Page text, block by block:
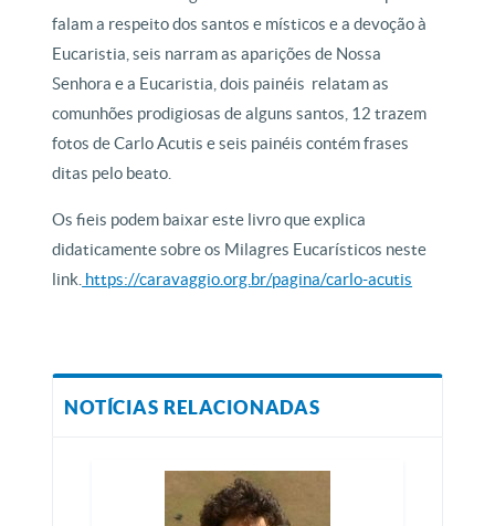
falam a respeito dos santos e místicos e a devoção à
Eucaristia, seis narram as aparições de Nossa
Senhora e a Eucaristia, dois painéis relatam as
comunhões prodigiosas de alguns santos, 12 trazem
fotos de Carlo Acutis e seis painéis contém frases
ditas pelo beato.
Os fieis podem baixar este livro que explica
didaticamente sobre os Milagres Eucarísticos neste
link. https://caravaggio.org.br/pagina/carlo-acutis
NOTÍCIAS RELACIONADAS